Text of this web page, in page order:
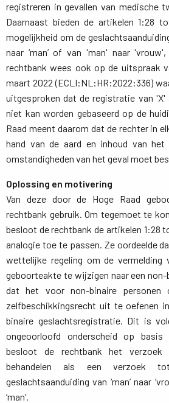
registreren in gevallen van medische
Daarnaast bieden de artikelen 1:28
mogelijkheid om de
naar ‘man’ of van 'man' naar
rechtbank wees ook op de uitspraak
maart 2022 (ECLI:NL:HR:2022:336)
uitgesproken dat de registratie van 'X'
niet kan worden gebaseerd op de
Raad meent daarom dat de rechter in
hand van de aard en inhoud van
omstandigheden van het geval moet
Oplossing en motivering
Van deze door de Hoge Raad
rechtbank gebruik. Om tegemoet te
besloot de rechtbank de artikelen 1:28
analogie toe te passen. Ze oordeelde
wettelijke regeling om de
geboorteakte te wijzigen naar een
dat het voor non-binaire personen
zelfbeschikkingsrecht uit te oefenen
binaire geslachtsregistratie. Dit is
ongeoorloofd onderscheid op basis
besloot de rechtbank het
behandelen als een verzoek
geslachtsaanduiding van ‘man’ naar
‘man’.